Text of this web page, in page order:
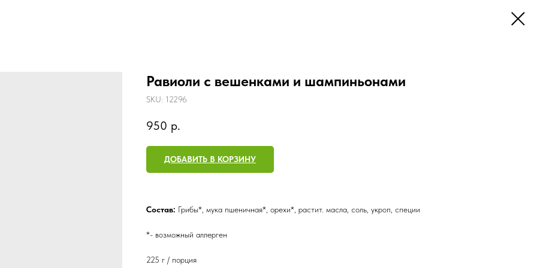
Равиоли с вешенками и шампиньонами
SKU: 12296
950 р.
ДОБАВИТЬ В КОРЗИНУ
Состав: Грибы*, мука пшеничная*, орехи*, растит. масла, соль, укроп, специи
*- возможный аллерген
225 г / порция